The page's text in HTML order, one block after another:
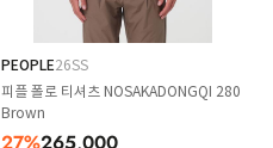
PEOPLE26SS
피플 폴로 티셔츠 NOSAKADONGQI 280
Brown